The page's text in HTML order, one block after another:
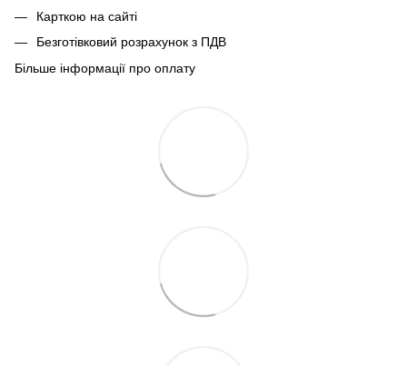
Карткою на сайті
Безготівковий розрахунок з ПДВ
Більше інформації про оплату